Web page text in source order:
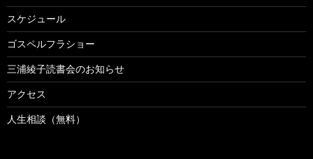
スケジュール
ゴスペルフラショー
三浦綾子読書会のお知らせ
アクセス
人生相談（無料）